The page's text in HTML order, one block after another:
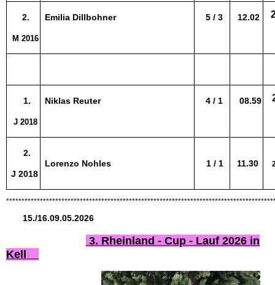
2.
M 2016
Emilia Dillbohner 5 / 3 12.02
1.
J 2018
Niklas Reuter 4 / 1 08.59
2.
J 2018
Lorenzo Nohles 1 / 1 11.30
15./16.09.05.2026
3. Rheinland - Cup - Lauf 2026 in
Kell